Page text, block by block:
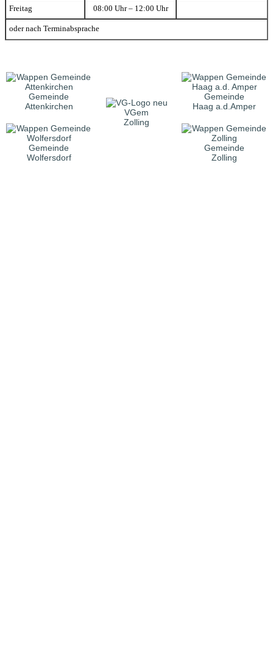
Freitag 08:00 Uhr – 12:00 Uhr
oder nach Terminabsprache
Gemeinde
Attenkirchen
VGem
Zolling
Gemeinde
Haag a.d.Amper
Gemeinde
Wolfersdorf
Gemeinde
Zolling